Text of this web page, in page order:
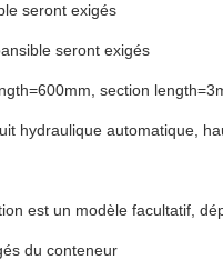
seront exigés
seront exigés
section
hydraulique automatique,
est un modèle facultatif,
du conteneur